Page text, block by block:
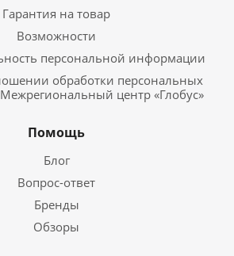
Гарантия на товар
Возможности
персональной информации
обработки персональных
центр «Глобус»
Помощь
Блог
Вопрос-ответ
Бренды
Обзоры